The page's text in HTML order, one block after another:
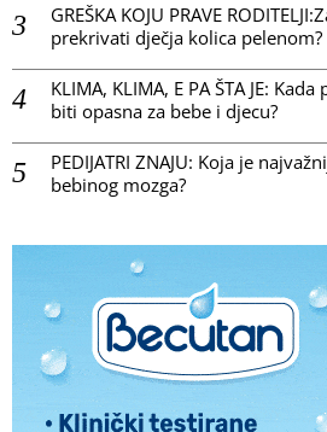
GREŠKA KOJU PRAVE
prekrivati dječja kolica pelenom?
KLIMA, KLIMA, E PA ŠTA JE:
biti opasna za bebe i djecu?
PEDIJATRI ZNAJU: Koja je
bebinog mozga?